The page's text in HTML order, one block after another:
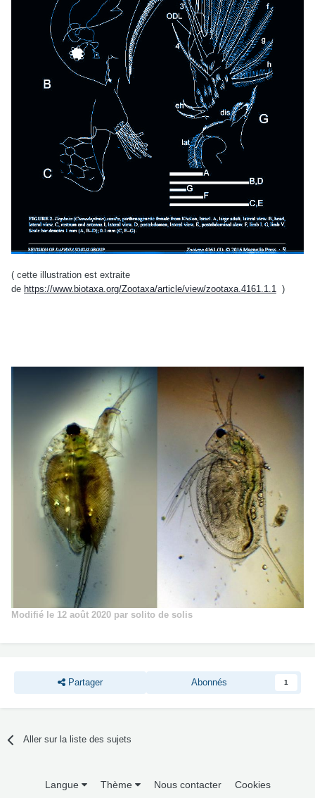
( cette illustration est extraite
de https://www.biotaxa.org/Zootaxa/article/view/zootaxa.4161.1.1 )
Modifié le 12 août 2020 par solito de solis
Partager Abonnés 1
Aller sur la liste des sujets
Langue Thème Nous contacter Cookies